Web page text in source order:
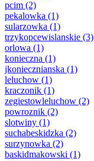
pcim (2)
pekalowka (1)
sularzowka (1)
trzykopcewislanskie (3)
orlowa (1)
konieczna (1)
jkoniecznianska (1)
leluchow (1)
kraczonik (1)
zegiestowleluchow (2)
powroznik (2)
slotwiny (1)
suchabeskidzka (2)
surzynowka (2)
baskidmakowski (1)